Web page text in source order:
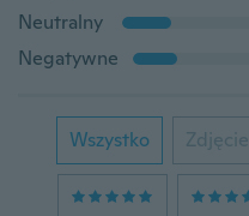
Neutralny
Negatywne
Wszystko Zdjęcie